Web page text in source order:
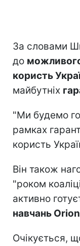
За словами
до
користь
майбутніх
"Ми будемо
рамках
користь
Він також
"роком
активно
навчань
Очікується,